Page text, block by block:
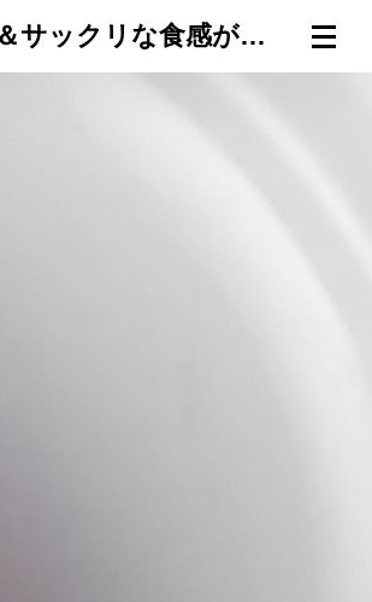
入会（無料） ログイン 柔らかクリーミーなスクランブルエッグを、ポケット状のパンの中へ！トロ～リ＆サックリな食感がたまらない「スクランブルエッグサンドウィッチ」／ホテルニューオータニ（東京）の「王道」たまごサンドウィッチ、完全版